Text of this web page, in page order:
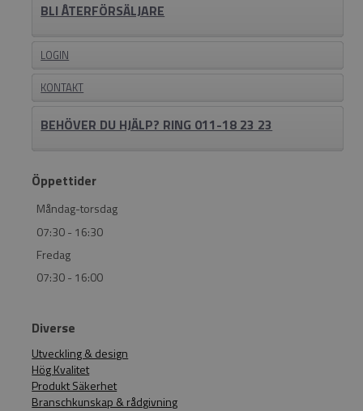
BLI ÅTERFÖRSÄLJARE
LOGIN
KONTAKT
BEHÖVER DU HJÄLP? RING 011-18 23 23
Öppettider
Måndag-torsdag
07:30 - 16:30
Fredag
07:30 - 16:00
Diverse
Utveckling & design
Hög Kvalitet
Produkt Säkerhet
Branschkunskap & rådgivning